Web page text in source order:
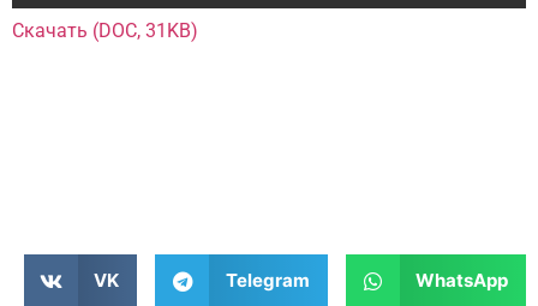
Скачать (DOC, 31KB)
VK Telegram WhatsApp